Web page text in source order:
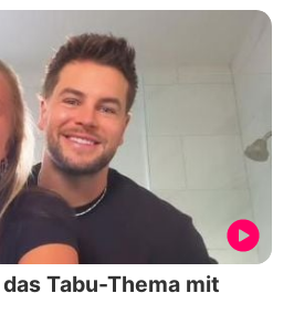
Tabu-Thema mit